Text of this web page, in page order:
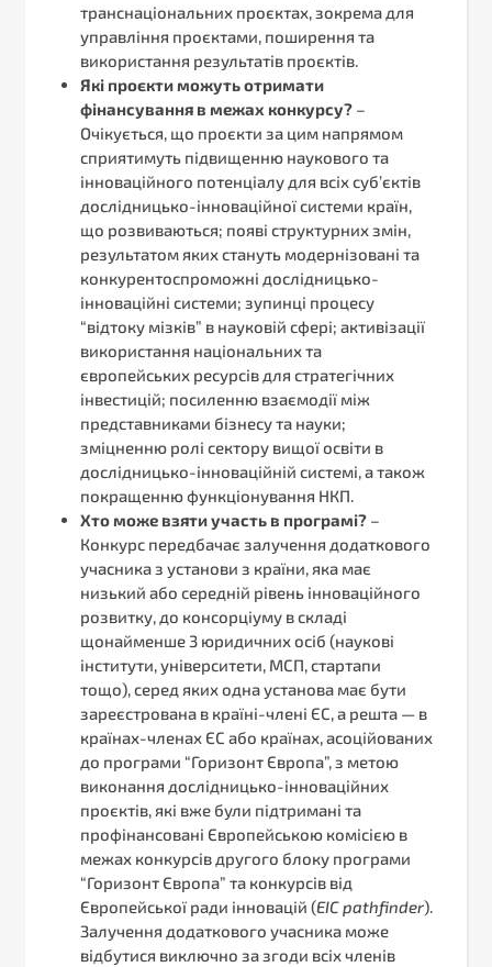
транснаціональних проєктах, зокрема для
управління проєктами, поширення та
використання результатів проєктів.
Які проєкти можуть отримати
фінансування в межах конкурсу? –
Очікується, що проєкти за цим напрямом
сприятимуть підвищенню наукового та
інноваційного потенціалу для всіх суб’єктів
дослідницько-інноваційної системи країн,
що розвиваються; появі структурних змін,
результатом яких стануть модернізовані та
конкурентоспроможні дослідницько-
інноваційні системи; зупинці процесу
“відтоку мізків” в науковій сфері; активізації
використання національних та
європейських ресурсів для стратегічних
інвестицій; посиленню взаємодії між
представниками бізнесу та науки;
зміцненню ролі сектору вищої освіти в
дослідницько-інноваційній системі, а також
покращенню функціонування НКП.
Хто може взяти участь в програмі? –
Конкурс передбачає залучення додаткового
учасника з установи з країни, яка має
низький або середній рівень інноваційного
розвитку, до консорціуму в складі
щонайменше 3 юридичних осіб (наукові
інститути, університети, МСП, стартапи
тощо), серед яких одна установа має бути
зареєстрована в країні-члені ЄС, а решта — в
країнах-членах ЄС або країнах, асоційованих
до програми “Горизонт Європа”, з метою
виконання дослідницько-інноваційних
проєктів, які вже були підтримані та
профінансовані Європейською комісією в
межах конкурсів другого блоку програми
“Горизонт Європа” та конкурсів від
Європейської ради інновацій (EIC pathfinder).
Залучення додаткового учасника може
відбутися виключно за згоди всіх членів